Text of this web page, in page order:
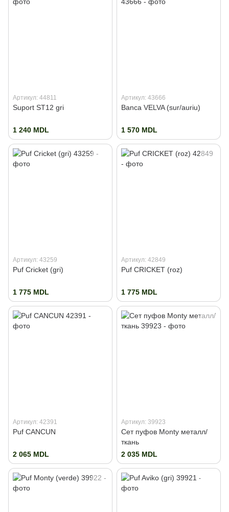
Артикул: 44811
Suport ST12 gri
1 240 MDL
Артикул: 43666
Banca VELVA (sur/auriu)
1 570 MDL
Артикул: 43259
Puf Cricket (gri)
1 775 MDL
Артикул: 42849
Puf CRICKET (roz)
1 775 MDL
Артикул: 42391
Puf CANCUN
2 065 MDL
Артикул: 39923
Сет пуфов Monty металл/
ткань
2 035 MDL